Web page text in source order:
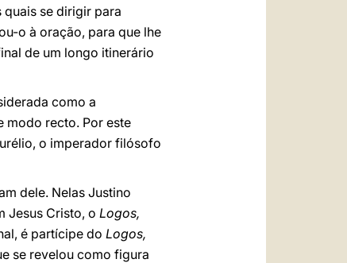
se dirigir para
o à oração, para que lhe
de um longo itinerário
como a
modo recto. Por este
o imperador filósofo
dele. Nelas Justino
Jesus Cristo, o Logos,
é partícipe do Logos,
se revelou como figura